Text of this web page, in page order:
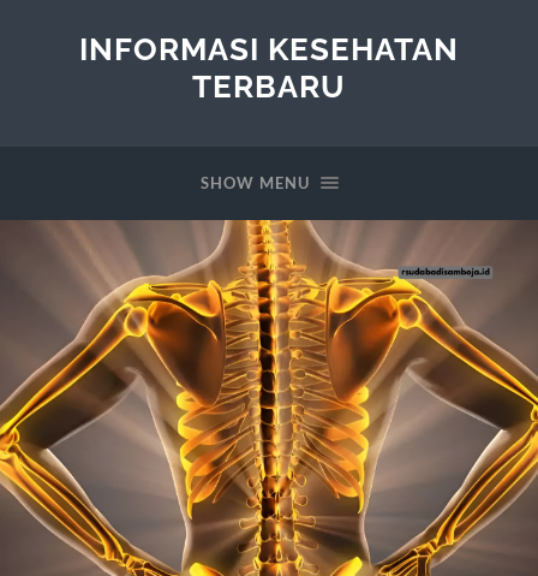
INFORMASI KESEHATAN
TERBARU
SHOW MENU